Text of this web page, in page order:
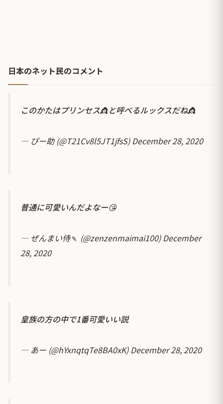
日本のネット民のコメント
このかたはプリンセス👸と呼べるルックスだね👸
— ぴー助 (@T21Cv8l5JT1jfsS)December 28, 2020
普通に可愛いんだよなー😘
— ぜんまい侍🍡 (@zenzenmaimai100)December
28, 2020
皇族の方の中で1番可愛いい説
— あー (@hYxnqtqTe8BA0xK)December 28, 2020